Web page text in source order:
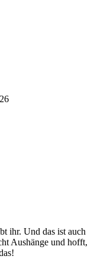
ihr. Und das ist auch
Aushänge und hofft,